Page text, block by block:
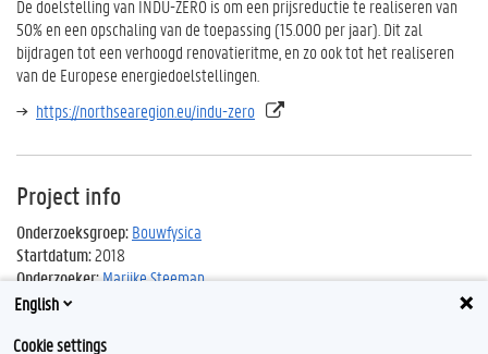
De doelstelling van INDU-ZERO is om een prijsreductie te realiseren van
50% en een opschaling van de toepassing (15.000 per jaar). Dit zal
bijdragen tot een verhoogd renovatieritme, en zo ook tot het realiseren
van de Europese energiedoelstellingen.
https://northsearegion.eu/indu-zero
Project info
Onderzoeksgroep:Bouwfysica
Startdatum:2018
Onderzoeker:Marijke Steeman
English
Cookie settings